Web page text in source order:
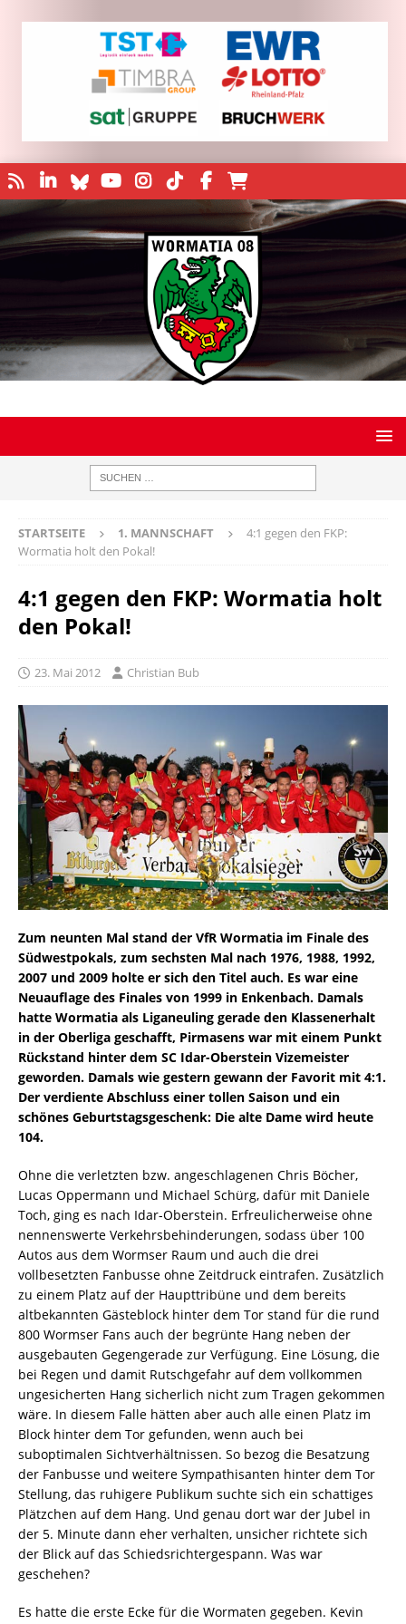
STARTSEITE 1. MANNSCHAFT
4:1 gegen den FKP:
Wormatia holt den Pokal!
4:1 gegen den FKP: Wormatia holt
den Pokal!
23. Mai 2012 Christian Bub
Zum neunten Mal stand der VfR Wormatia im Finale des
Südwestpokals, zum sechsten Mal nach 1976, 1988, 1992,
2007 und 2009 holte er sich den Titel auch. Es war eine
Neuauflage des Finales von 1999 in Enkenbach. Damals
hatte Wormatia als Liganeuling gerade den Klassenerhalt
in der Oberliga geschafft, Pirmasens war mit einem Punkt
Rückstand hinter dem SC Idar-Oberstein Vizemeister
geworden. Damals wie gestern gewann der Favorit mit 4:1.
Der verdiente Abschluss einer tollen Saison und ein
schönes Geburtstagsgeschenk: Die alte Dame wird heute
104.
Ohne die verletzten bzw. angeschlagenen Chris Böcher,
Lucas Oppermann und Michael Schürg, dafür mit Daniele
Toch, ging es nach Idar-Oberstein. Erfreulicherweise ohne
nennenswerte Verkehrsbehinderungen, sodass über 100
Autos aus dem Wormser Raum und auch die drei
vollbesetzten Fanbusse ohne Zeitdruck eintrafen. Zusätzlich
zu einem Platz auf der Haupttribüne und dem bereits
altbekannten Gästeblock hinter dem Tor stand für die rund
800 Wormser Fans auch der begrünte Hang neben der
ausgebauten Gegengerade zur Verfügung. Eine Lösung, die
bei Regen und damit Rutschgefahr auf dem vollkommen
ungesicherten Hang sicherlich nicht zum Tragen gekommen
wäre. In diesem Falle hätten aber auch alle einen Platz im
Block hinter dem Tor gefunden, wenn auch bei
suboptimalen Sichtverhältnissen. So bezog die Besatzung
der Fanbusse und weitere Sympathisanten hinter dem Tor
Stellung, das ruhigere Publikum suchte sich ein schattiges
Plätzchen auf dem Hang. Und genau dort war der Jubel in
der 5. Minute dann eher verhalten, unsicher richtete sich
der Blick auf das Schiedsrichtergespann. Was war
geschehen?
Es hatte die erste Ecke für die Wormaten gegeben. Kevin